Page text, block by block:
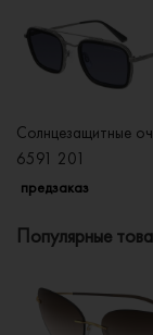
Солнцезащитные
6591 201
предзаказ
Популярные